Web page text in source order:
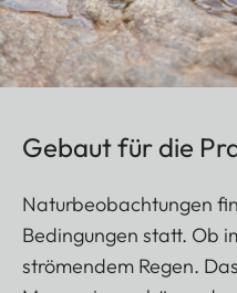
Gebaut für die
Naturbeobachtungen
Bedingungen statt. Ob
strömendem Regen.